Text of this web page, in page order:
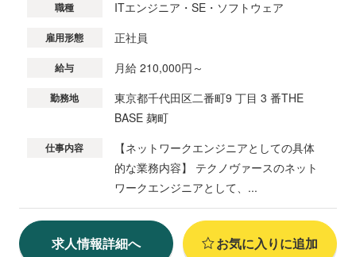
職種 ITエンジニア・SE・ソフトウェア
雇用形態 正社員
給与 月給 210,000円～
勤務地
東京都千代田区二番町9 丁目 3 番THE
BASE 麹町
仕事内容
【ネットワークエンジニアとしての具体
的な業務内容】 テクノヴァースのネット
ワークエンジニアとして、...
求人情報詳細へ お気に入りに追加